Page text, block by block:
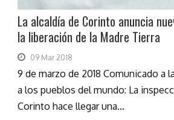
La alcaldía de Corinto anuncia
la liberación de la Madre Tierra
09 Mar 2018
9 de marzo de 2018 Comunicado a
a los pueblos del mundo: La
Corinto hace llegar una...